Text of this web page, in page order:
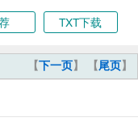
TXT下载
【下一页】 【尾页】